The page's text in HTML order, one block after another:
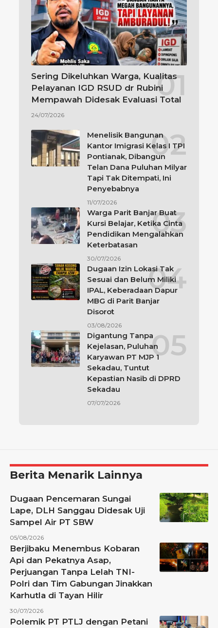
Sering Dikeluhkan Warga, Kualitas
Pelayanan IGD RSUD dr Rubini
Mempawah Didesak Evaluasi Total
24/07/2026
Menelisik Bangunan
Kantor Imigrasi Kelas I TPI
Pontianak, Dibangun
Telan Dana Puluhan Milyar
Tapi Tak Ditempati, Ini
Penyebabnya
11/07/2026
Warga Parit Banjar Buat
Kursi Belajar, Ketika Cinta
Pendidikan Mengalahkan
Keterbatasan
30/07/2026
Dugaan Izin Lokasi Tak
Sesuai dan Belum Miliki
IPAL, Keberadaan Dapur
MBG di Parit Banjar
Disorot
03/08/2026
Digantung Tanpa
Kejelasan, Puluhan
Karyawan PT MJP 1
Sekadau, Tuntut
Kepastian Nasib di DPRD
Sekadau
07/07/2026
Berita Menarik Lainnya
Dugaan Pencemaran Sungai
Lape, DLH Sanggau Didesak Uji
Sampel Air PT SBW
05/08/2026
Berjibaku Menembus Kobaran
Api dan Pekatnya Asap,
Perjuangan Tanpa Lelah TNI-
Polri dan Tim Gabungan Jinakkan
Karhutla di Tayan Hilir
30/07/2026
Polemik PT PTLJ dengan Petani